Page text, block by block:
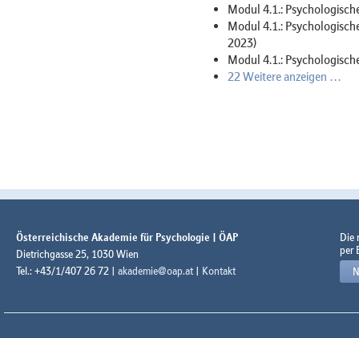
Modul 4.1.:
Modul 4.1.:
2023)
Modul 4.1.:
22 Weitere anzeigen …
Österreichische Akademie für Psychologie | ÖAP
Dietrichgasse 25, 1030 Wien
Tel.: +43/1/407 26 72 | akademie@oap.at | Kontakt
Die
per